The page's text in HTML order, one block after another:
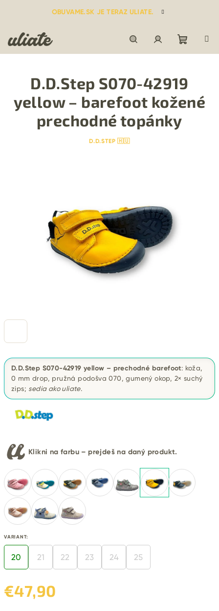
OBUVAME.SK JE TERAZ ULIATE.
HľadaťPrihlásenie
košík
D.D.Step S070-42919 yellow – prechodné barefoot: koža,
0 mm drop, pružná podošva 070, gumený okop, 2× suchý
zips; sedia ako uliate.
Klikni na farbu – prejdeš na daný produkt.
VARIANT:
20 21 22 23 24 25
€47,90
D.D.Step S070-42919
yellow – barefoot kožené
prechodné topánky
D.D.STEP 🇭🇺